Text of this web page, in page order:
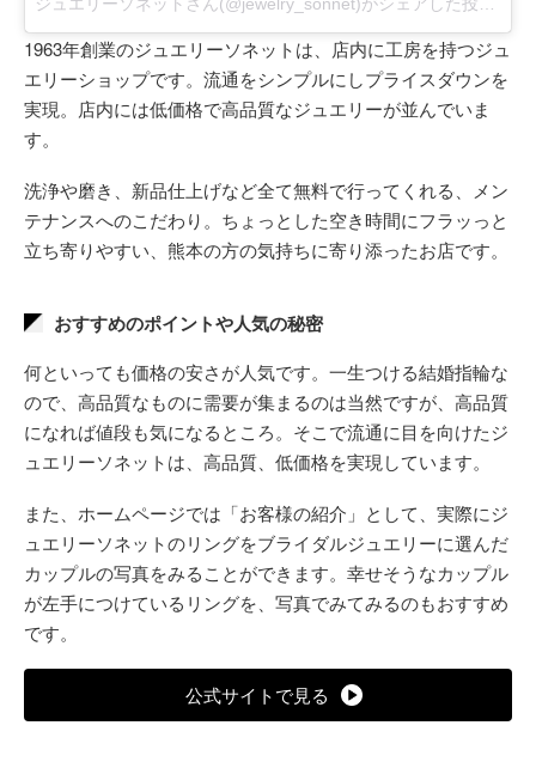
1963年創業のジュエリーソネットは、店内に工房を持つジュ
エリーショップです。流通をシンプルにしプライスダウンを
実現。店内には低価格で高品質なジュエリーが並んでいま
す。
洗浄や磨き、新品仕上げなど全て無料で行ってくれる、メン
テナンスへのこだわり。ちょっとした空き時間にフラッっと
立ち寄りやすい、熊本の方の気持ちに寄り添ったお店です。
おすすめのポイントや人気の秘密
何といっても価格の安さが人気です。一生つける結婚指輪な
ので、高品質なものに需要が集まるのは当然ですが、高品質
になれば値段も気になるところ。そこで流通に目を向けたジ
ュエリーソネットは、高品質、低価格を実現しています。
また、ホームページでは「お客様の紹介」として、実際にジ
ュエリーソネットのリングをブライダルジュエリーに選んだ
カップルの写真をみることができます。幸せそうなカップル
が左手につけているリングを、写真でみてみるのもおすすめ
です。
公式サイトで見る